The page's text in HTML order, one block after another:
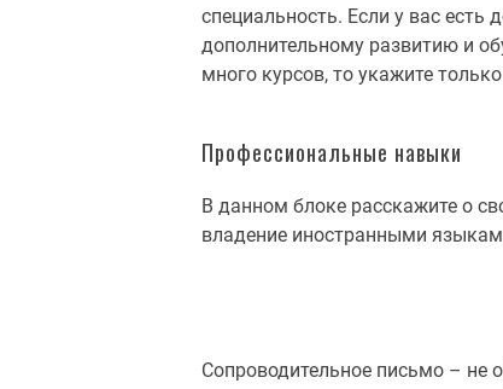
специальность. Если у вас есть
дополнительному развитию и
много курсов, то укажите
Профессиональные навыки
В данном блоке расскажите о
владение иностранными
Сопроводительное письмо – не